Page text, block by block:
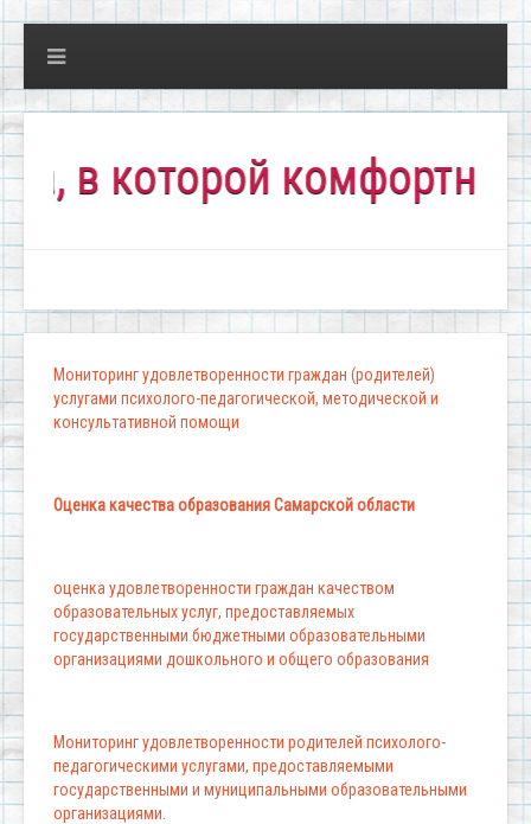
комфортно
Мониторинг удовлетворенности граждан (родителей)
услугами психолого-педагогической, методической и
консультативной помощи
Оценка качества образования Самарской области
оценка удовлетворенности граждан качеством
образовательных услуг, предоставляемых
государственными бюджетными образовательными
организациями дошкольного и общего образования
Мониторинг удовлетворенности родителей психолого-
педагогическими услугами, предоставляемыми
государственными и муниципальными образовательными
организациями.